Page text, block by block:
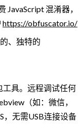
JavaScript 混淆器，
https://obfuscator.io/
、独特的
工具。远程调试任何
（如：微信，
无需USB连接设备